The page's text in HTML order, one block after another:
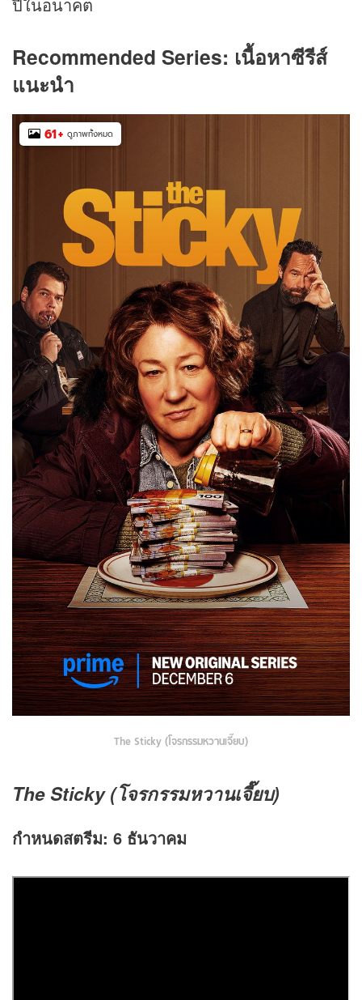
Recommended Series: เนื้อหาซีรีส์
แนะนำ
61+ ดูภาพทั้งหมด
The Sticky (โจรกรรมหวานเจี๊ยบ)
The Sticky (โจรกรรมหวานเจี๊ยบ)
กำหนดสตรีม: 6 ธันวาคม